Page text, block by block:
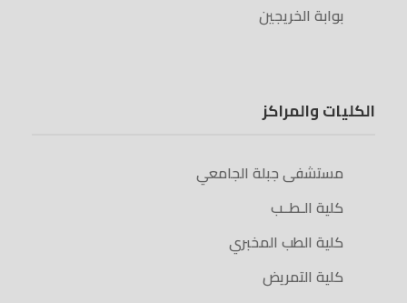
بوابة الخريجين
الكليات والمراكز
مستشفى جبلة الجامعي
كلية الـطــب
كلية الطب المخبري
كلية التمريض